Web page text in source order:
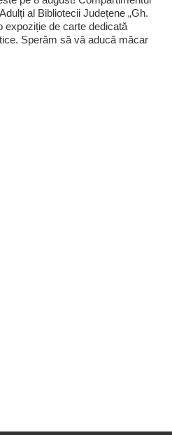
al Bibliotecii Județene „Gh.
expoziție de carte dedicată
Sperăm să vă aducă măcar